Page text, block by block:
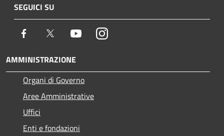
SEGUICI SU
Facebook Twitter YoutubeInstagram
AMMINISTRAZIONE
Organi di Governo
Aree Amministrative
Uffici
Enti e fondazioni